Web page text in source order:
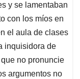
y se lamentaban
con los míos en
el aula de clases
inquisidora de
no pronuncie
argumentos no